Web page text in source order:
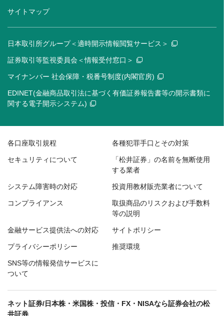
サイトマップ
日本取引所グループ＜適時開示情報閲覧サービス＞
証券取引等監視委員会＜情報受付窓口＞
マイナンバー 社会保障・税番号制度(内閣官房)
EDINET(金融商品取引法に基づく有価証券報告書等の開示書類に
関する電子開示システム)
各口座取引規程 各種犯罪手口とその対策
セキュリティについて
「松井証券」の名前を無断使用
する業者
システム障害時の対応 投資用教材販売業者について
コンプライアンス
取扱商品のリスクおよび手数料
等の説明
金融サービス提供法への対応 サイトポリシー
プライバシーポリシー 推奨環境
SNS等の情報発信サービスに
ついて
ネット証券/日本株・米国株・投信・FX・NISAなら証券会社の松
井証券